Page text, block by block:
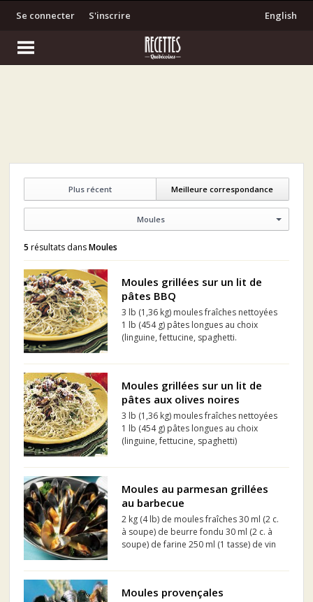
S'inscrire
Se connecter English
Meilleure correspondance
Plus récent
Moules
5 résultats dansMoules
Moules grillées sur un lit de
pâtes BBQ
3 lb (1,36 kg) moules fraîches nettoyées
1 lb (454 g) pâtes longues au choix
(linguine, fettucine, spaghetti.
Moules grillées sur un lit de
pâtes aux olives noires
3 lb (1,36 kg) moules fraîches nettoyées
1 lb (454 g) pâtes longues au choix
(linguine, fettucine, spaghetti)
Moules au parmesan grillées
au barbecue
2 kg (4 lb) de moules fraîches 30 ml (2 c.
à soupe) de beurre fondu 30 ml (2 c. à
soupe) de farine 250 ml (1 tasse) de vin
poulet 3 gousses d'ail, hachées
35% M.G. 160 m...
Moules provençales